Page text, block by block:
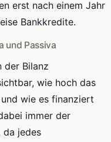
erst nach einem Jahr
Bankkredite.
und Passiva
der Bilanz
wie hoch das
wie es finanziert
immer der
da jedes